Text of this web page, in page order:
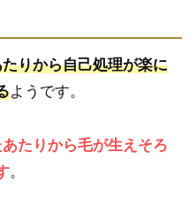
りから自己処理が楽に
ようです。
たりから毛が生えそろ
。